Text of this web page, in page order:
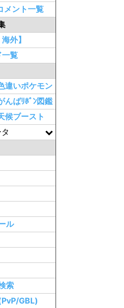
メント一覧
外】
一覧
違いポケモン
んばﾘﾎﾞﾝ図鑑
候ブースト
ル
索
GBL)